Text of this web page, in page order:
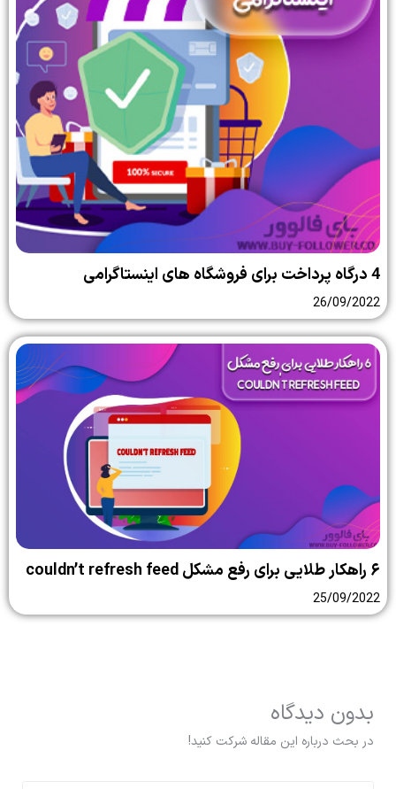
4 درگاه پرداخت برای فروشگاه های اینستاگرامی
26/09/2022
۶ راهکار طلایی برای رفع مشکل couldn’t refresh feed
25/09/2022
بدون دیدگاه
در بحث درباره این مقاله شرکت کنید!